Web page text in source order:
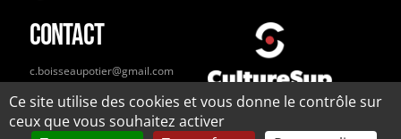
Contact
c.boisseaupotier@gmail.com
Ce site utilise des cookies et vous donne le contrôle sur
ceux que vous souhaitez activer